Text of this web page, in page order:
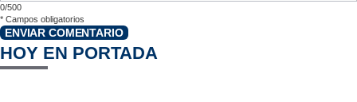
0/500
* Campos obligatorios
ENVIAR COMENTARIO
HOY EN PORTADA